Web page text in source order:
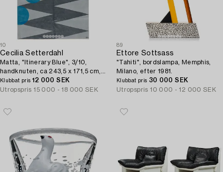
10
Cecilia Setterdahl
Matta, "Itinerary Blue", 3/10,
handknuten, ca 243,5 x 171,5 cm,
Carpets CC Dubai.
Klubbat pris 12 000 SEK
Utropspris 15 000 - 18 000 SEK
89
Ettore Sottsass
"Tahiti", bordslampa, Memphis,
Milano, efter 1981.
Klubbat pris 30 000 SEK
Utropspris 10 000 - 12 000 SEK